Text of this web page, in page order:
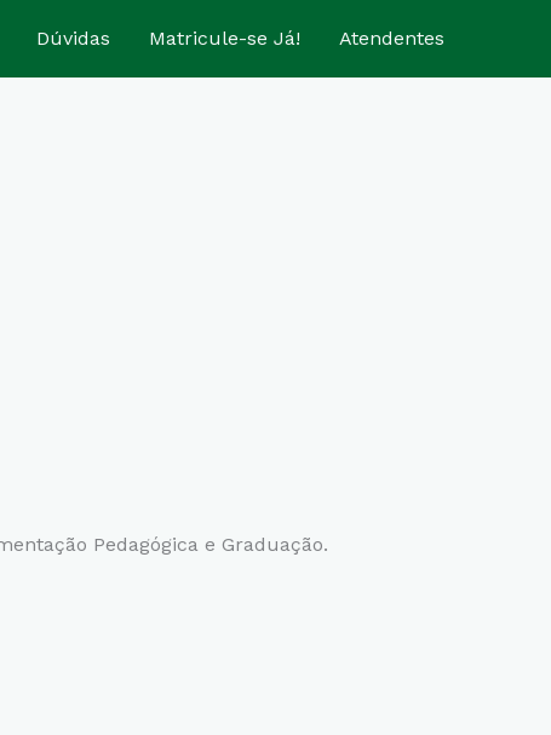
Dúvidas Matricule-se Já! Atendentes
Pedagógica e Graduação.